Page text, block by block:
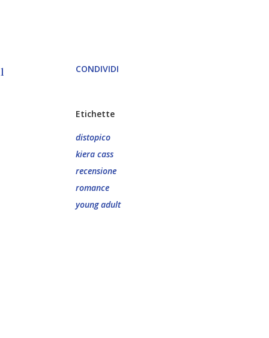
CONDIVIDI
Etichette
distopico
kiera cass
recensione
romance
young adult